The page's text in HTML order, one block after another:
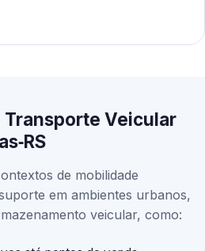
Transporte Veicular
de mobilidade
em ambientes urbanos,
veicular, como: